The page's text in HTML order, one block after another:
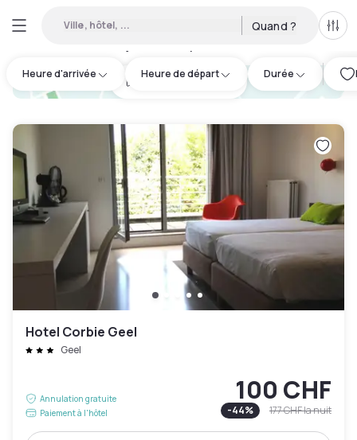
Ville, hôtel, ... Quand ?
Heure d'arrivée Heure de départ Durée
hotel.cta.view_map
Hotel Corbie Geel
Geel
Annulation gratuite
Paiement à l'hôtel
100 CHF
-44% 177 CHFla nuit